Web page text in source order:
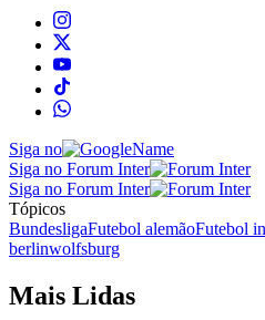
Siga no
Siga no Forum Inter
Siga no Forum Inter
Tópicos
BundesligaFutebol alemãoFutebol
berlinwolfsburg
Mais Lidas